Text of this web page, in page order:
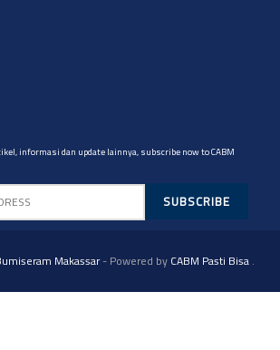
informasi dan update lainnya, subscribe now to CABM
Makassar- Powered byCABM Pasti Bisa.